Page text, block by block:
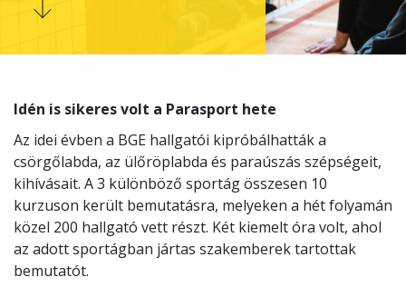
Idén is sikeres volt a Parasport hete
Az idei évben a BGE hallgatói kipróbálhatták a
csörgőlabda, az ülőröplabda és paraúszás szépségeit,
kihívásait. A 3 különböző sportág összesen 10
kurzuson került bemutatásra, melyeken a hét folyamán
közel 200 hallgató vett részt. Két kiemelt óra volt, ahol
az adott sportágban jártas szakemberek tartottak
bemutatót.